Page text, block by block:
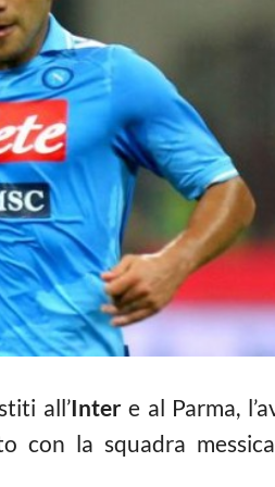
all’Intere al Parma,
con la squadra